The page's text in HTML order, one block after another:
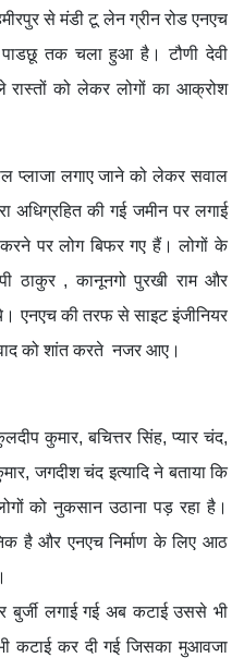
से मंडी टू लेन ग्रीन रोड एनएच
तक चला हुआ है। टौणी देवी
रास्तों को लेकर लोगों का आक्रोश
प्लाजा लगाए जाने को लेकर सवाल
अधिग्रहित की गई जमीन पर लगाई
पर लोग बिफर गए हैं। लोगों के
ठाकुर , कानूनगो पुरखी राम और
एनएच की तरफ से साइट इंजीनियर
को शांत करते नजर आए।
कुमार, बचित्तर सिंह, प्यार चंद,
जगदीश चंद इत्यादि ने बताया कि
को नुकसान उठाना पड़ रहा है।
है और एनएच निर्माण के लिए आठ
बुर्जी लगाई गई अब कटाई उससे भी
कटाई कर दी गई जिसका मुआवजा